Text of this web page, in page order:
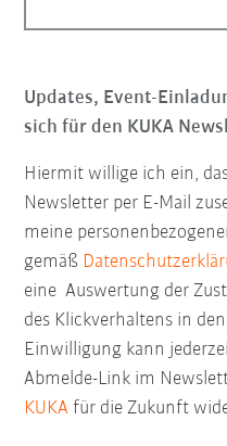
Updates, Event-
sich für den KUKA
Hiermit willige ich ein,
Newsletter per E-Mail
meine
gemäß
eine Auswertung der
des Klickverhaltens in
Einwilligung kann
Abmelde-Link im
KUKA für die Zukunft